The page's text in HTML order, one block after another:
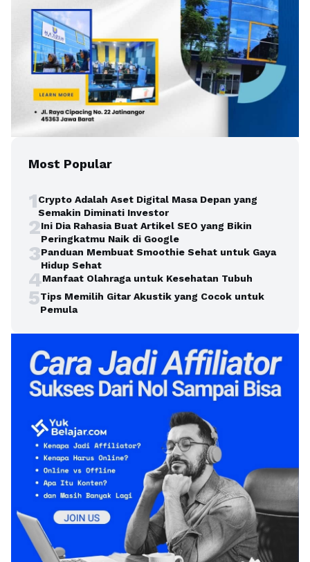
Most Popular
1Crypto Adalah Aset Digital Masa Depan yang
Semakin Diminati Investor
2Ini Dia Rahasia Buat Artikel SEO yang Bikin
Peringkatmu Naik di Google
3Panduan Membuat Smoothie Sehat untuk Gaya
Hidup Sehat
4Manfaat Olahraga untuk Kesehatan Tubuh
5Tips Memilih Gitar Akustik yang Cocok untuk
Pemula